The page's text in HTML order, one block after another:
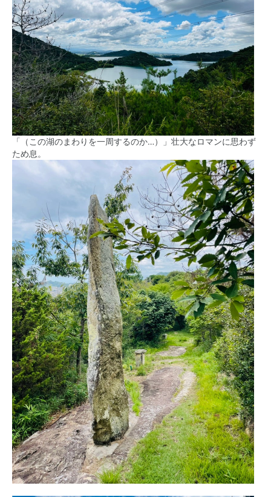
「（この湖のまわりを一周するのか…）」壮大なロマンに思わず
ため息。